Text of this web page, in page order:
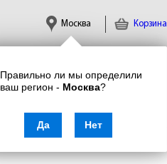
Корзина
Правильно ли мы определили
ваш регион - Москва?
Да Нет
Москва
info@enkor24.ru